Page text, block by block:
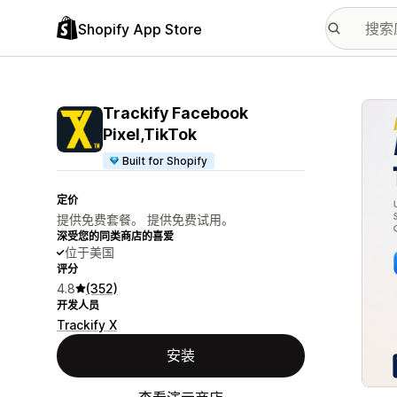
Shopify App Store
Trackify Facebook
Pixel,TikTok
Built for Shopify
定价
提供免费套餐。 提供免费试用。
深受您的同类商店的喜爱
位于美国
评分
4.8 (352)
开发人员
Trackify X
安装
配图